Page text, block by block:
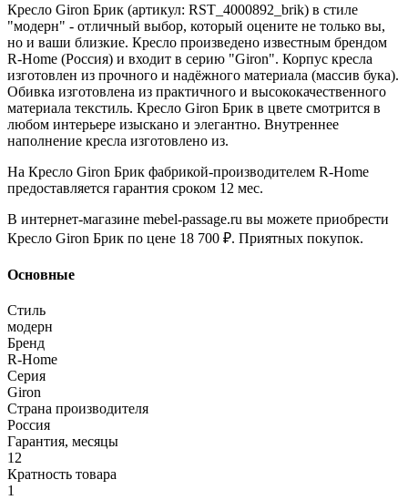
Кресло Giron Брик (артикул: RST_4000892_brik) в стиле
"модерн" - отличный выбор, который оцените не только вы,
но и ваши близкие. Кресло произведено известным брендом
R-Home (Россия) и входит в серию "Giron". Корпус кресла
изготовлен из прочного и надёжного материала (массив бука).
Обивка изготовлена из практичного и высококачественного
материала текстиль. Кресло Giron Брик в цвете смотрится в
любом интерьере изыскано и элегантно. Внутреннее
наполнение кресла изготовлено из.
На Кресло Giron Брик фабрикой-производителем R-Home
предоставляется гарантия сроком 12 мес.
В интернет-магазине mebel-passage.ru вы можете приобрести
Кресло Giron Брик по цене 18 700 ₽. Приятных покупок.
Основные
Стиль
модерн
Бренд
R-Home
Серия
Giron
Страна производителя
Россия
Гарантия, месяцы
12
Кратность товара
1